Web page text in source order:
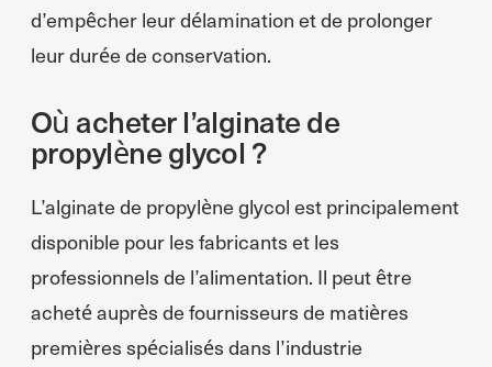
d’empêcher leur délamination et de prolonger
leur durée de conservation.
Où acheter l’alginate de
propylène glycol ?
L’alginate de propylène glycol est principalement
disponible pour les fabricants et les
professionnels de l’alimentation. Il peut être
acheté auprès de fournisseurs de matières
premières spécialisés dans l’industrie